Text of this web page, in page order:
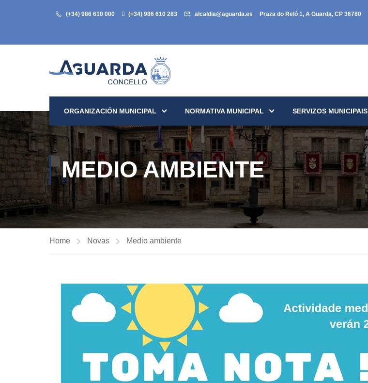
(+34) 986 610 000 (+34) 986 610 283 alcaldia@aguarda.es Praza do Reló 1, A Guarda, CP 36780
ORGANIZACIÓN MUNICIPAL NORMATIVA MUNICIPAL SERVIZOS MUNICIPAIS
MEDIO AMBIENTE
Home Novas Medio ambiente